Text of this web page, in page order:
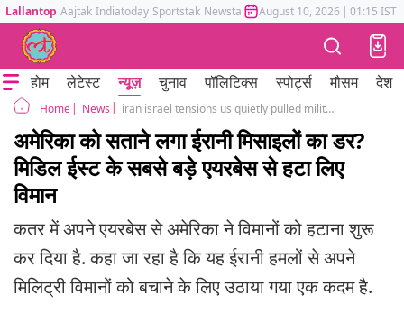
Lallantop Aajtak Indiatoday Sportstak Newstak Mumbai Tak Astrotak
August 10, 2026 | 01:15 IST
होम लेटेस्ट न्यूज़ चुनाव पॉलिटिक्स स्पोर्ट्स मौसम देश
Home News iran israel tensions us quietly pulled military jets Qatar airbase in satellite images
अमेरिका को सताने लगा ईरानी मिसाइलों का डर?
मिडिल ईस्ट के सबसे बड़े एयरबेस से हटा लिए
विमान
कतर में अपने एयरबेस से अमेरिका ने विमानों को हटाना शुरू
कर दिया है. कहा जा रहा है कि यह ईरानी हमलों से अपने
मिलिट्री विमानों को बचाने के लिए उठाया गया एक कदम है.